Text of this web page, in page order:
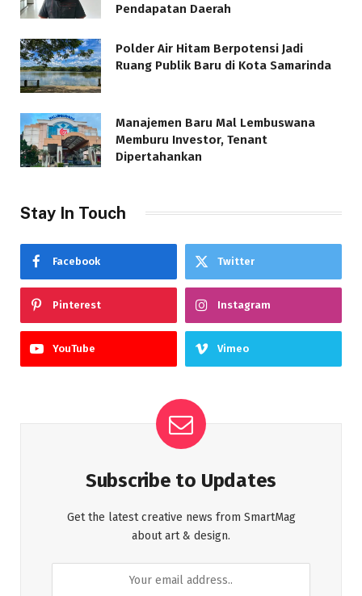
Pendapatan Daerah
Polder Air Hitam Berpotensi Jadi
Ruang Publik Baru di Kota Samarinda
Manajemen Baru Mal Lembuswana
Memburu Investor, Tenant
Dipertahankan
Stay In Touch
Facebook Twitter
Pinterest Instagram
YouTube Vimeo
Subscribe to Updates
Get the latest creative news from SmartMag
about art & design.